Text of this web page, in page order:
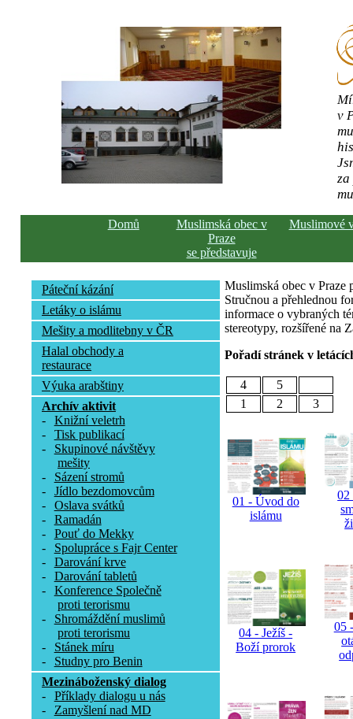
v
Domů
Muslimská obec v
Praze
se představuje
Muslimové
Páteční kázání
Letáky o islámu
Mešity a modlitebny v ČR
Halal obchody a
restaurace
Výuka arabštiny
Archív aktivit
-
Knižní veletrh
-
Tisk publikací
-
Skupinové návštěvy
mešity
-
Sázení stromů
-
Jídlo bezdomovcům
-
Oslava svátků
-
Ramadán
-
Pouť do Mekky
-
Spolupráce s Fajr Center
-
Darování krve
-
Darování tabletů
-
Konference Společně
proti terorismu
-
Shromáždění muslimů
proti terorismu
-
Stánek míru
-
Studny pro Benin
Mezináboženský dialog
-
Příklady dialogu u nás
-
Zamyšlení nad MD
Muslimská obec v Praze
Stručnou a přehlednou
informace o vybraných
stereotypy, rozšířené na
Pořadí stránek v
4
5
1
2 3
01 - Úvod do
islámu
02
04 - Ježíš -
Boží prorok
05